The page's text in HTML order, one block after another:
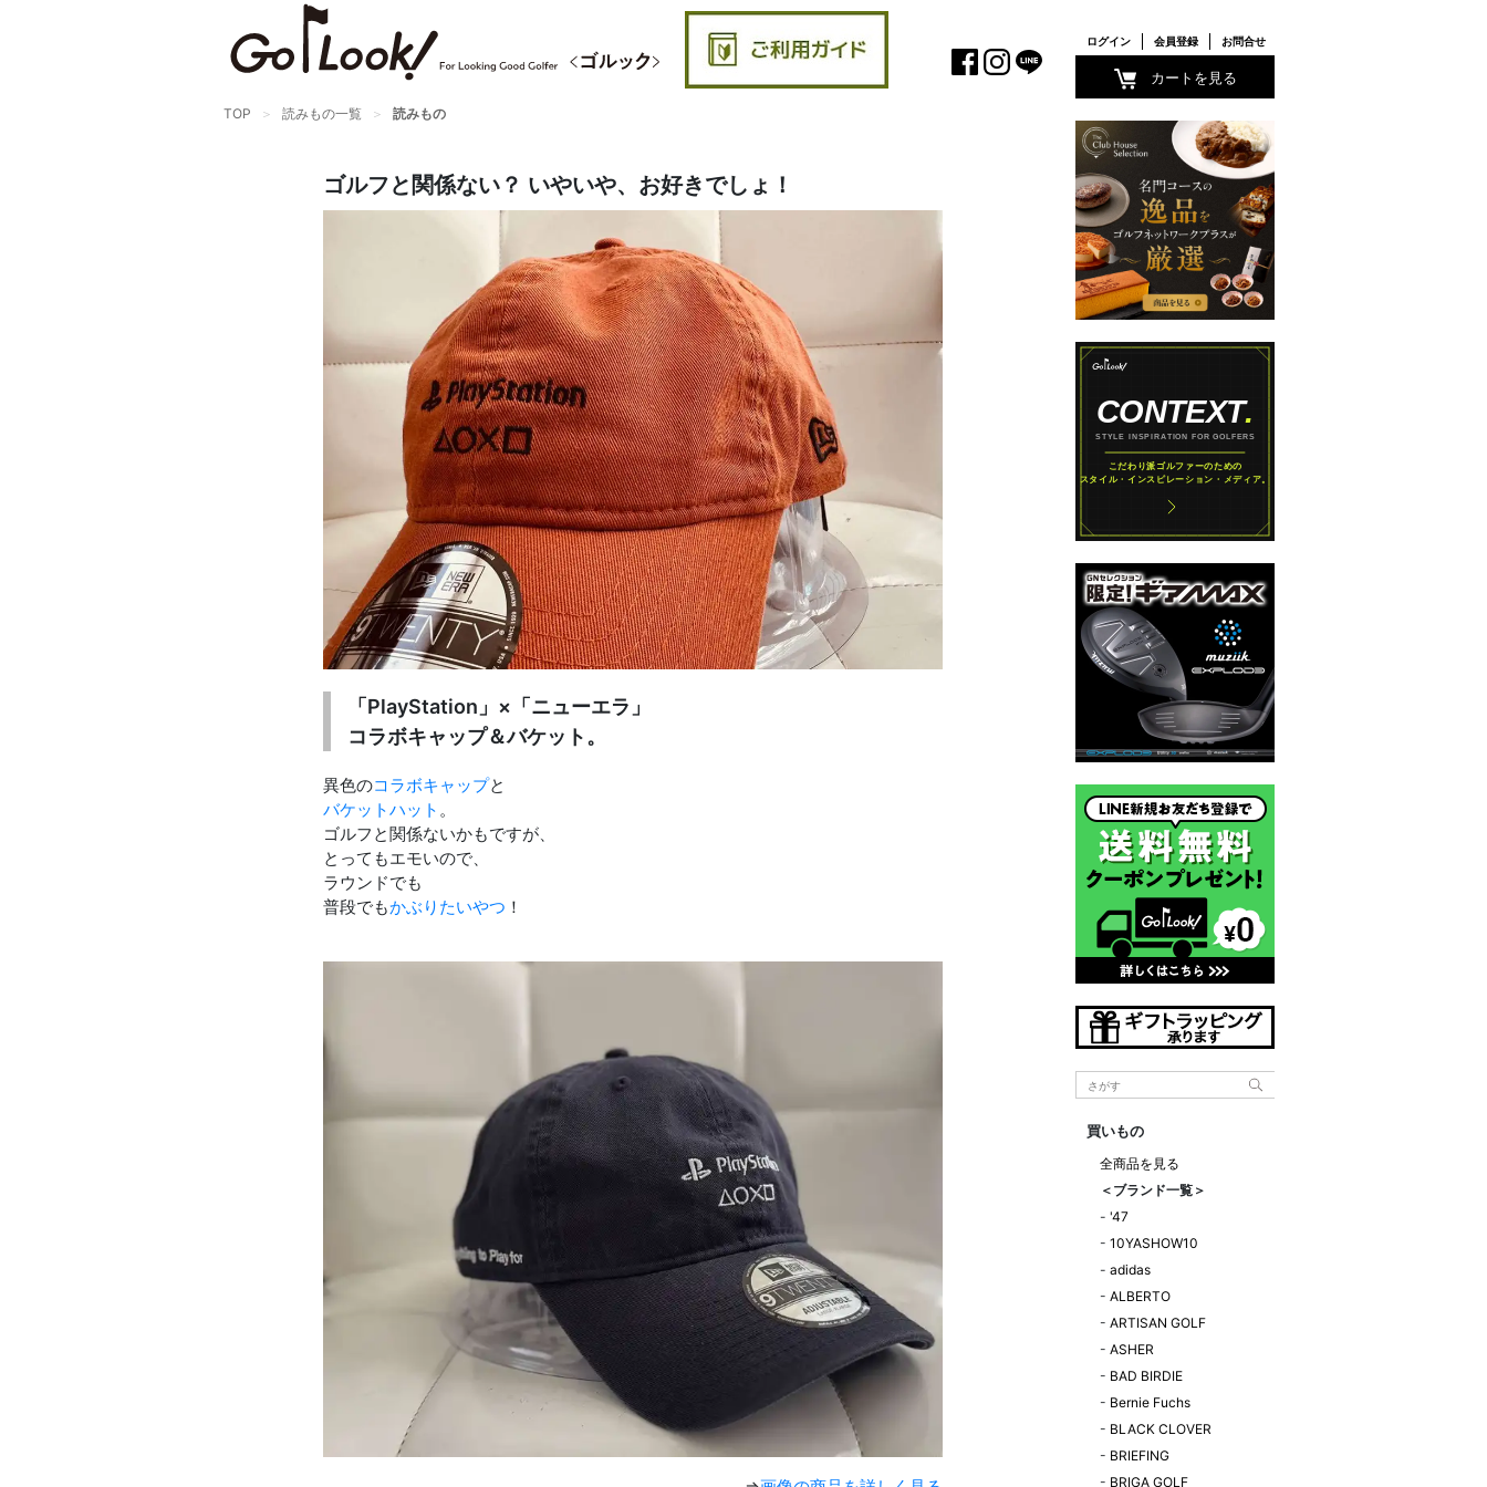
TOP 読みもの一覧 読みもの
ゴルフと関係ない？ いやいや、お好きでしょ！
「PlayStation」×「ニューエラ」
コラボキャップ＆バケット。
異色のコラボキャップと
バケットハット 。
ゴルフと関係ないかもですが、
とってもエモいので、
ラウンドでも
普段でもかぶりたいやつ ！
ログイン 会員登録 お問合せ
カートを見る
買いもの
全商品を見る
＜ブランド一覧＞
- '47
- 10YASHOW10
- adidas
- ALBERTO
- ARTISAN GOLF
- ASHER
- BAD BIRDIE
- Bernie Fuchs
- BLACK CLOVER
- BRIEFING
- BRIGA GOLF
×
GO/LOOK! からのお知らせ
（受信設定）
まだご登録でない方はぜひ！
カートに残っている商品のお知らせ（買い忘れ通
いつでもメール内のリンクから配信停止できます